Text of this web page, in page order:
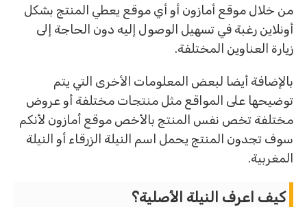
من خلال موقع أمازون أو أي موقع يعطي المنتج بشكل
أونلاين رغبة في تسهيل الوصول إليه دون الحاجة إلى
زيارة العناوين المختلفة.
بالإضافة أيضا لبعض المعلومات الأخرى التي يتم
توضيحها على المواقع مثل منتجات مختلفة أو عروض
مختلفة تخص نفس المنتج بالأخص موقع أمازون لأنكم
سوف تجدون المنتج يحمل اسم النيلة الزرقاء أو النيلة
المغربية.
كيف اعرف النيلة الأصلية؟